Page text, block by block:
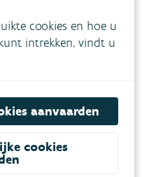
om de
we je
op 13/12
wateractiviteiten
cookies en hoe u
intrekken, vindt u
aanvaarden
cookies